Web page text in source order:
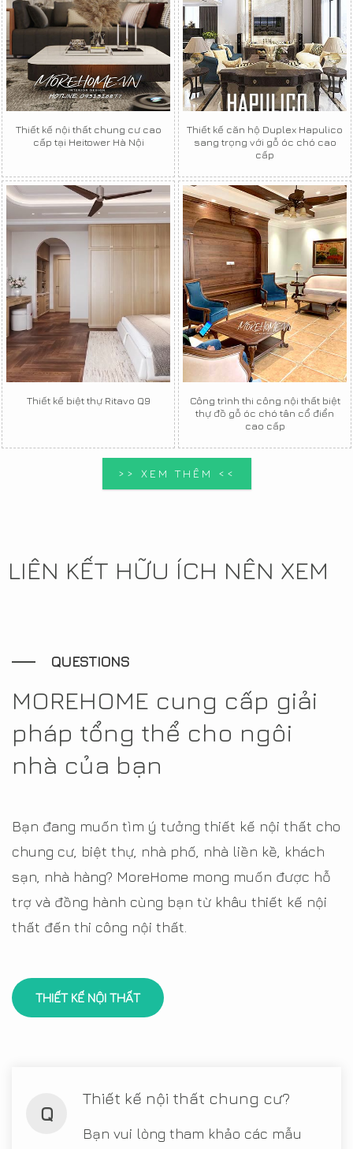
Thiết kế nội thất chung cư cao
cấp tại Heitower Hà Nội
Thiết kế căn hộ Duplex Hapulico
sang trọng với gỗ óc chó cao
cấp
Thiết kế biệt thự Ritavo Q9
Công trình thi công nội thất biệt
thự đồ gỗ óc chó tân cổ điển
cao cấp
>> XEM THÊM <<
LIÊN KẾT HỮU ÍCH NÊN XEM
QUESTIONS
MOREHOME cung cấp giải
pháp tổng thể cho ngôi
nhà của bạn
Bạn đang muốn tìm ý tưởng thiết kế nội thất cho
chung cư, biệt thự, nhà phố, nhà liền kề, khách
sạn, nhà hàng? MoreHome mong muốn được hỗ
trợ và đồng hành cùng bạn từ khâu thiết kế nội
thất đến thi công nội thất.
THIẾT KẾ NỘI THẤT
Q
Thiết kế nội thất chung cư?
Bạn vui lòng tham khảo các mẫu